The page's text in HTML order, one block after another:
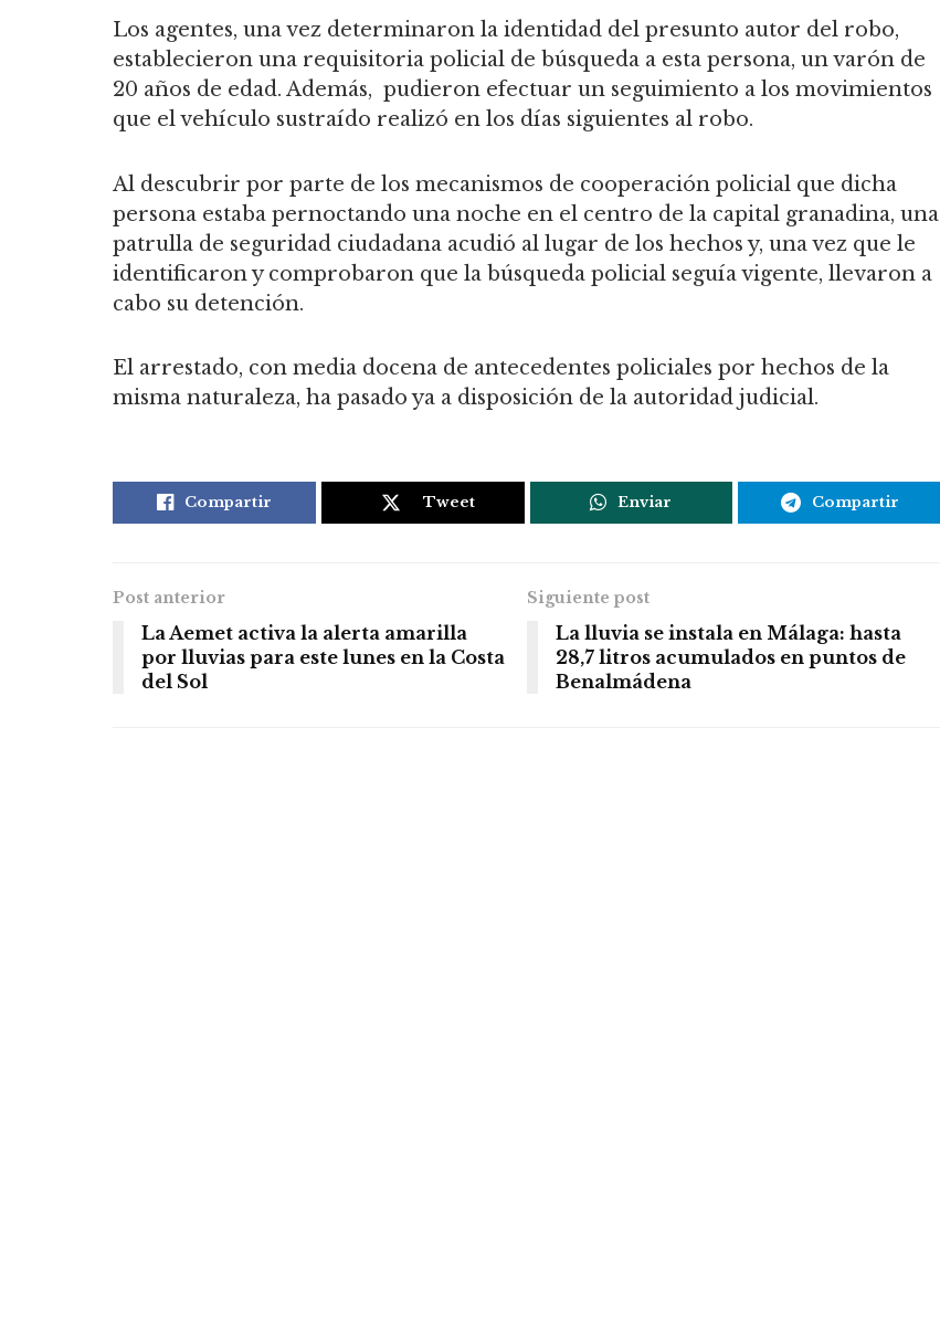
Los agentes, una vez determinaron la identidad del presunto autor del robo,
establecieron una requisitoria policial de búsqueda a esta persona, un varón de
20 años de edad. Además, pudieron efectuar un seguimiento a los movimientos
que el vehículo sustraído realizó en los días siguientes al robo.
Al descubrir por parte de los mecanismos de cooperación policial que dicha
persona estaba pernoctando una noche en el centro de la capital granadina, una
patrulla de seguridad ciudadana acudió al lugar de los hechos y, una vez que le
identificaron y comprobaron que la búsqueda policial seguía vigente, llevaron a
cabo su detención.
El arrestado, con media docena de antecedentes policiales por hechos de la
misma naturaleza, ha pasado ya a disposición de la autoridad judicial.
Compartir Tweet Enviar Compartir
Post anterior
La Aemet activa la alerta amarilla
por lluvias para este lunes en la Costa
del Sol
Siguiente post
La lluvia se instala en Málaga: hasta
28,7 litros acumulados en puntos de
Benalmádena